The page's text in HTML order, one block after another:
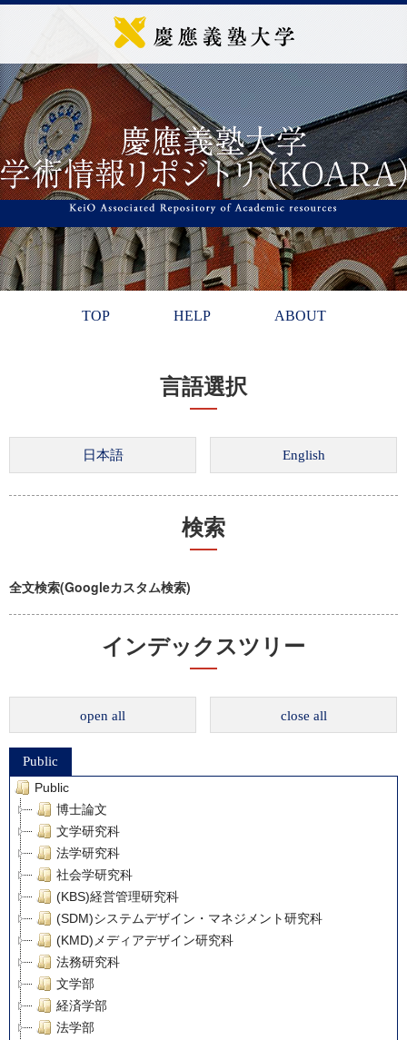
TOP HELP ABOUT
言語選択
検索
全文検索(Googleカスタム検索)
インデックスツリー
open all close all
Public
Public
博士論文
文学研究科
法学研究科
社会学研究科
(KBS)経営管理研究科
(SDM)システムデザイン・マネジメント研究科
(KMD)メディアデザイン研究科
法務研究科
文学部
経済学部
法学部